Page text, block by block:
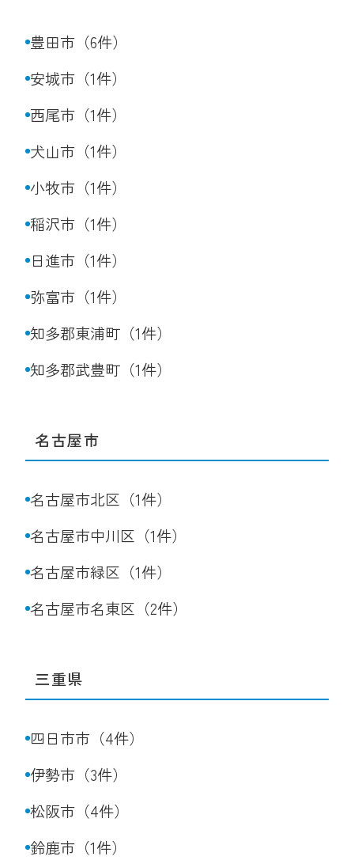
豊田市（6件）
安城市（1件）
西尾市（1件）
犬山市（1件）
小牧市（1件）
稲沢市（1件）
日進市（1件）
弥富市（1件）
知多郡東浦町（1件）
知多郡武豊町（1件）
名古屋市
名古屋市北区（1件）
名古屋市中川区（1件）
名古屋市緑区（1件）
名古屋市名東区（2件）
三重県
四日市市（4件）
伊勢市（3件）
松阪市（4件）
鈴鹿市（1件）